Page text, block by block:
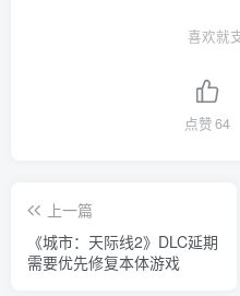
喜欢就
点赞64
上一篇
《城市：天际线2》DLC延期
需要优先修复本体游戏